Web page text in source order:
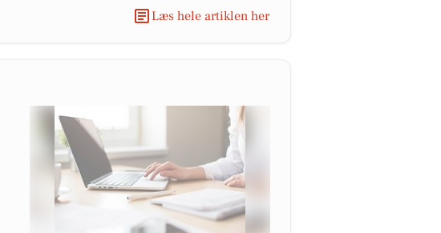
Læs hele artiklen her